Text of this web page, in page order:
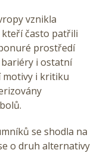
vznikla
kteří často patřili
prostředí
i ostatní
motivy i kritiku
se shodla na
o druh alternativy